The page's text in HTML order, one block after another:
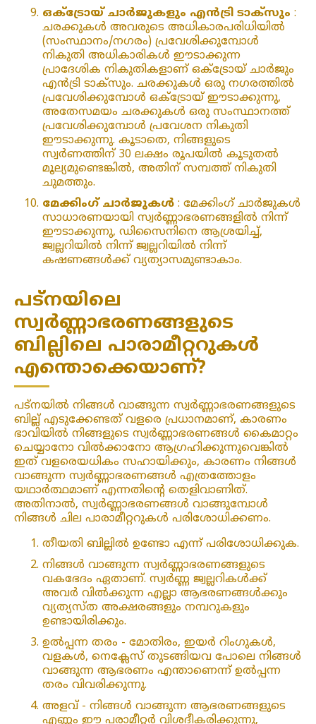
ഒക്‌ട്രോയ് ചാർജുകളും എൻട്രി ടാക്‌സും :
ചരക്കുകൾ അവരുടെ അധികാരപരിധിയിൽ
(സംസ്ഥാനം/നഗരം) പ്രവേശിക്കുമ്പോൾ
നികുതി അധികാരികൾ ഈടാക്കുന്ന
പ്രാദേശിക നികുതികളാണ് ഒക്‌ട്രോയ് ചാർജും
എൻട്രി ടാക്‌സും. ചരക്കുകൾ ഒരു നഗരത്തിൽ
പ്രവേശിക്കുമ്പോൾ ഒക്‌ട്രോയ് ഈടാക്കുന്നു,
അതേസമയം ചരക്കുകൾ ഒരു സംസ്ഥാനത്ത്
പ്രവേശിക്കുമ്പോൾ പ്രവേശന നികുതി
ഈടാക്കുന്നു. കൂടാതെ, നിങ്ങളുടെ
സ്വർണത്തിന് 30 ലക്ഷം രൂപയിൽ കൂടുതൽ
മൂല്യമുണ്ടെങ്കിൽ, അതിന് സമ്പത്ത് നികുതി
ചുമത്തും.
മേക്കിംഗ് ചാർജുകൾ : മേക്കിംഗ് ചാർജുകൾ
സാധാരണയായി സ്വർണ്ണാഭരണങ്ങളിൽ നിന്ന്
ഈടാക്കുന്നു, ഡിസൈനിനെ ആശ്രയിച്ച്,
ജ്വല്ലറിയിൽ നിന്ന് ജ്വല്ലറിയിൽ നിന്ന്
കഷണങ്ങൾക്ക് വ്യത്യാസമുണ്ടാകാം.
പട്‌നയിലെ
സ്വർണ്ണാഭരണങ്ങളുടെ
ബില്ലിലെ പാരാമീറ്ററുകൾ
എന്തൊക്കെയാണ്?
പട്‌നയിൽ നിങ്ങൾ വാങ്ങുന്ന സ്വർണ്ണാഭരണങ്ങളുടെ
ബില്ല് എടുക്കേണ്ടത് വളരെ പ്രധാനമാണ്, കാരണം
ഭാവിയിൽ നിങ്ങളുടെ സ്വർണ്ണാഭരണങ്ങൾ കൈമാറ്റം
ചെയ്യാനോ വിൽക്കാനോ ആഗ്രഹിക്കുന്നുവെങ്കിൽ
ഇത് വളരെയധികം സഹായിക്കും, കാരണം നിങ്ങൾ
വാങ്ങുന്ന സ്വർണ്ണാഭരണങ്ങൾ എത്രത്തോളം
യഥാർത്ഥമാണ് എന്നതിന്റെ തെളിവാണിത്.
അതിനാൽ, സ്വർണ്ണാഭരണങ്ങൾ വാങ്ങുമ്പോൾ
നിങ്ങൾ ചില പാരാമീറ്ററുകൾ പരിശോധിക്കണം.
തീയതി ബില്ലിൽ ഉണ്ടോ എന്ന് പരിശോധിക്കുക.
നിങ്ങൾ വാങ്ങുന്ന സ്വർണ്ണാഭരണങ്ങളുടെ
വകഭേദം ഏതാണ്. സ്വർണ്ണ ജ്വല്ലറികൾക്ക്
അവർ വിൽക്കുന്ന എല്ലാ ആഭരണങ്ങൾക്കും
വ്യത്യസ്ത അക്ഷരങ്ങളും നമ്പറുകളും
ഉണ്ടായിരിക്കും.
ഉൽപ്പന്ന തരം - മോതിരം, ഇയർ റിംഗുകൾ,
വളകൾ, നെക്ലേസ് തുടങ്ങിയവ പോലെ നിങ്ങൾ
വാങ്ങുന്ന ആഭരണം എന്താണെന്ന് ഉൽപ്പന്ന
തരം വിവരിക്കുന്നു.
അളവ് - നിങ്ങൾ വാങ്ങുന്ന ആഭരണങ്ങളുടെ
എണ്ണം ഈ പരാമീറ്റർ വിശദീകരിക്കുന്നു,